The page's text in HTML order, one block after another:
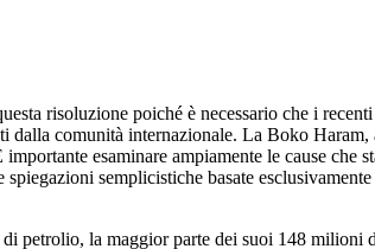
risoluzione poiché è necessario che i
dalla comunità internazionale. La Boko
esaminare ampiamente le cause che
semplicistiche basate
petrolio, la maggior parte dei suoi 148 milioni